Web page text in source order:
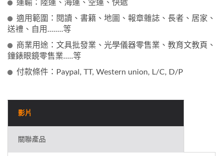
運輸：陸運、海運、空運、快遞
適用範圍：閱讀、書籍、地圖、報章雜誌、長者、居家、
送禮、自用........等
商業用途：文具批發業、光學儀器零售業、教育文教頁、
鐘錶眼鏡零售業.....等
付款條件：Paypal, TT, Western union, L/C, D/P
影片
關聯產品